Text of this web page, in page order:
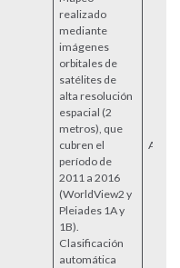
realizado
mediante
imágenes
orbitales de
satélites de
alta resolución
espacial (2
metros), que
cubren el
período de
2011 a 2016
(WorldView2 y
Pleiades 1A y
1B).
Clasificación
automática